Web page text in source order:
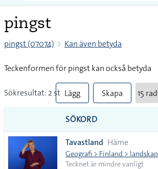
pingst
pingst (07074) Kan även betyda
Teckenformen för pingst kan också betyda
Sökresultat: 2 st Lägg
till
alla i
lista
Skapa
SÖKORD
Tavastland Häme
Geografi > Finland > landskap
Tecknet är mindre vanligt